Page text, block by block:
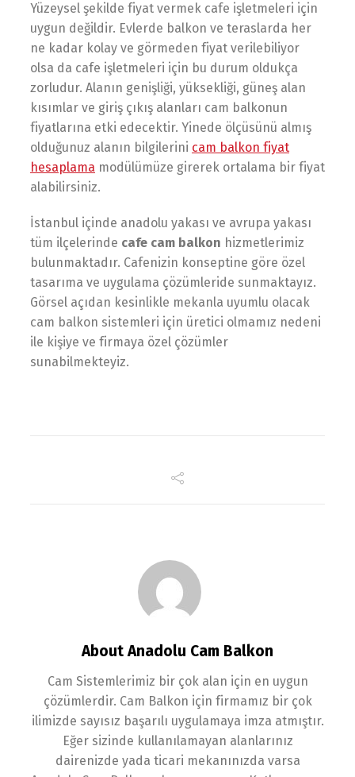
Yüzeysel şekilde fiyat vermek cafe işletmeleri için
uygun değildir. Evlerde balkon ve teraslarda her
ne kadar kolay ve görmeden fiyat verilebiliyor
olsa da cafe işletmeleri için bu durum oldukça
zorludur. Alanın genişliği, yüksekliği, güneş alan
kısımlar ve giriş çıkış alanları cam balkonun
fiyatlarına etki edecektir. Yinede ölçüsünü almış
olduğunuz alanın bilgilerini cam balkon fiyat
hesaplama modülümüze girerek ortalama bir fiyat
alabilirsiniz.
İstanbul içinde anadolu yakası ve avrupa yakası
tüm ilçelerinde cafe cam balkon hizmetlerimiz
bulunmaktadır. Cafenizin konseptine göre özel
tasarıma ve uygulama çözümleride sunmaktayız.
Görsel açıdan kesinlikle mekanla uyumlu olacak
cam balkon sistemleri için üretici olmamız nedeni
ile kişiye ve firmaya özel çözümler
sunabilmekteyiz.
About Anadolu Cam Balkon
Cam Sistemlerimiz bir çok alan için en uygun
çözümlerdir. Cam Balkon için firmamız bir çok
ilimizde sayısız başarılı uygulamaya imza atmıştır.
Eğer sizinde kullanılamayan alanlarınız
dairenizde yada ticari mekanınızda varsa